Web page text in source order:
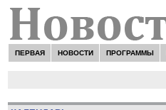
ПЕРВАЯ НОВОСТИ ПРОГРАММЫ